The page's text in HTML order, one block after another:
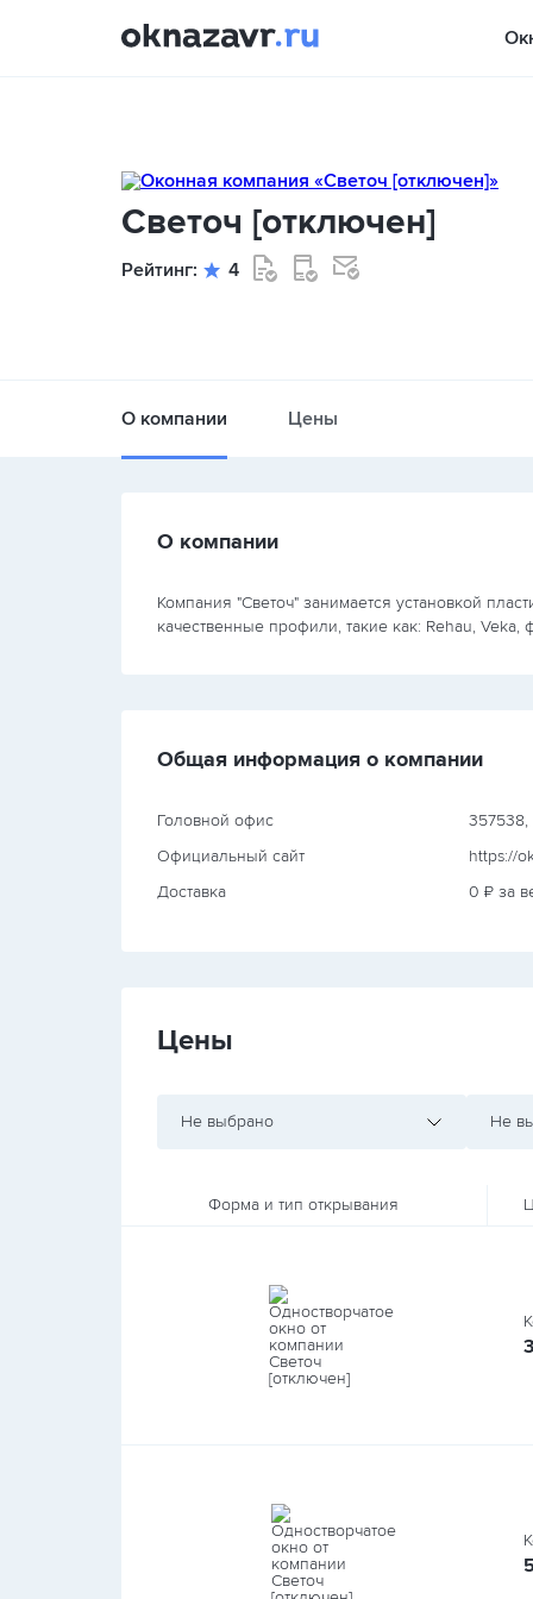
Светоч [отключен]
Рейтинг: 4
О компании Цены
О компании
Компания "Светоч" занимается установкой
качественные профили, такие как: Rehau, Veka,
Общая информация о компании
Головной офис
357538,
Официальный сайт
https://
Доставка
0 ₽ за
Цены
Не выбрано Не
Форма и тип открывания